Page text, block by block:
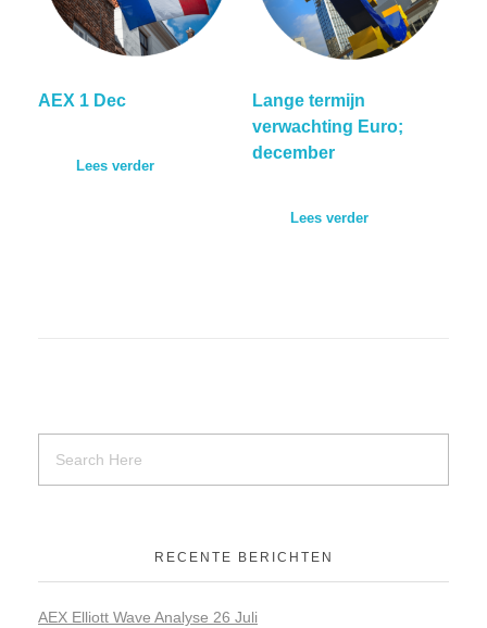
AEX 1 Dec
Lees verder
Lange termijn
verwachting Euro;
december
Lees verder
RECENTE BERICHTEN
AEX Elliott Wave Analyse 26 Juli